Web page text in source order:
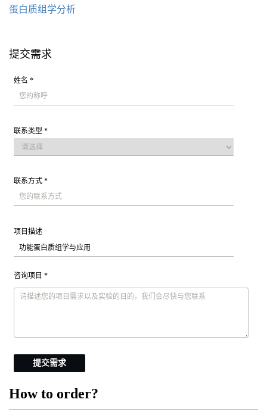
蛋白质组学分析
提交需求
姓名 *
联系类型 *
联系方式 *
项目描述
咨询项目 *
提交需求
How to order?